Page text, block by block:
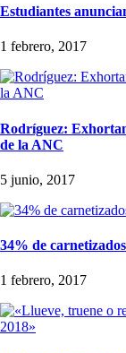
Estudiantes
1 febrero, 2017
Rodríguez:
de la ANC
5 junio, 2017
34% de
1 febrero, 2017